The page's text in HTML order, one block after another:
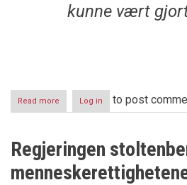
kunne vært gjort
Read more about
Norge
menneskerettigheter
FN
Log in to post
Regjeringen